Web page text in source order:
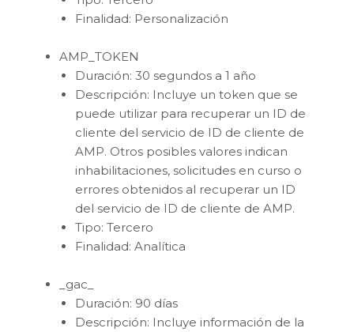
Finalidad: Personalización
AMP_TOKEN
Duración: 30 segundos a 1 año
Descripción: Incluye un token que se
puede utilizar para recuperar un ID de
cliente del servicio de ID de cliente de
AMP. Otros posibles valores indican
inhabilitaciones, solicitudes en curso o
errores obtenidos al recuperar un ID
del servicio de ID de cliente de AMP.
Tipo: Tercero
Finalidad: Analítica
_gac_
Duración: 90 días
Descripción: Incluye información de la